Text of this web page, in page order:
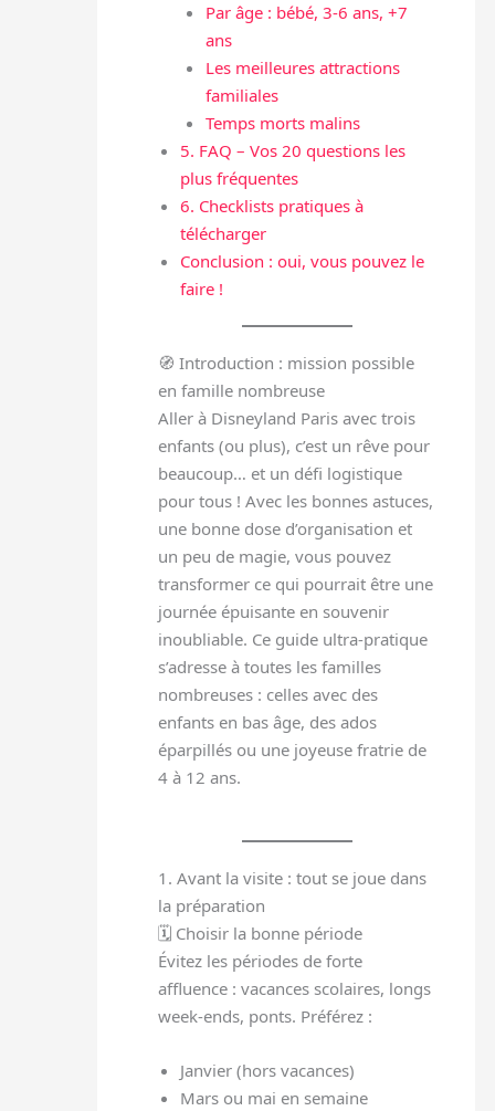
Par âge : bébé, 3-6 ans, +7
ans
Les meilleures attractions
familiales
Temps morts malins
5. FAQ – Vos 20 questions les
plus fréquentes
6. Checklists pratiques à
télécharger
Conclusion : oui, vous pouvez le
faire !
🧭 Introduction : mission possible
en famille nombreuse
Aller à Disneyland Paris avec trois
enfants (ou plus), c’est un rêve pour
beaucoup… et un défi logistique
pour tous ! Avec les bonnes astuces,
une bonne dose d’organisation et
un peu de magie, vous pouvez
transformer ce qui pourrait être une
journée épuisante en souvenir
inoubliable. Ce guide ultra-pratique
s’adresse à toutes les familles
nombreuses : celles avec des
enfants en bas âge, des ados
éparpillés ou une joyeuse fratrie de
4 à 12 ans.
1. Avant la visite : tout se joue dans
la préparation
🗓️ Choisir la bonne période
Évitez les périodes de forte
affluence : vacances scolaires, longs
week-ends, ponts. Préférez :
Janvier (hors vacances)
Mars ou mai en semaine